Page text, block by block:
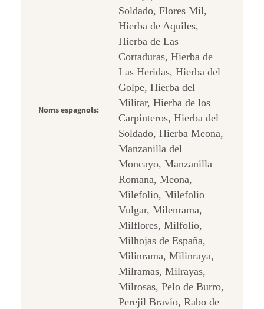
Noms espagnols:
Soldado, Flores Mil,
Hierba de Aquiles,
Hierba de Las
Cortaduras, Hierba de
Las Heridas, Hierba del
Golpe, Hierba del
Militar, Hierba de los
Carpinteros, Hierba del
Soldado, Hierba Meona,
Manzanilla del
Moncayo, Manzanilla
Romana, Meona,
Milefolio, Milefolio
Vulgar, Milenrama,
Milflores, Milfolio,
Milhojas de España,
Milinrama, Milinraya,
Milramas, Milrayas,
Milrosas, Pelo de Burro,
Perejil Bravío, Rabo de